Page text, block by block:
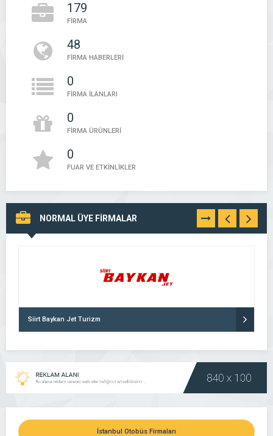
179
FİRMA
48
FİRMA HABERLERİ
0
FİRMA İLANLARI
0
FİRMA ÜRÜNLERİ
0
FUAR VE ETKİNLİKLER
NORMAL ÜYE FİRMALAR TÜMÜNÜ
GÖR
Siirt Baykan Jet Turizm
İstanbul Otobüs Firmaları